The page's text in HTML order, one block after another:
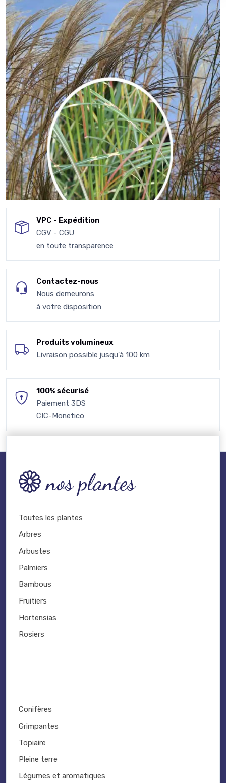
VPC - Expédition
CGV - CGU
en toute transparence
Contactez-nous
Nous demeurons
à votre disposition
Produits volumineux
Livraison possible jusqu'à 100 km
100% sécurisé
Paiement 3DS
CIC-Monetico
nos plantes
Toutes les plantes
Arbres
Arbustes
Palmiers
Bambous
Fruitiers
Hortensias
Rosiers
Conifères
Grimpantes
Topiaire
Pleine terre
Légumes et aromatiques